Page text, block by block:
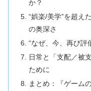
か？
“娯楽/美学”を超
の奥深さ
“なぜ、今、再び
日常と「支配／被
ために
まとめ：『ゲーム